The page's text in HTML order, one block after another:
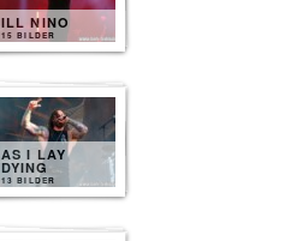
ILL NINO
15 BILDER
AS I LAY
DYING
13 BILDER